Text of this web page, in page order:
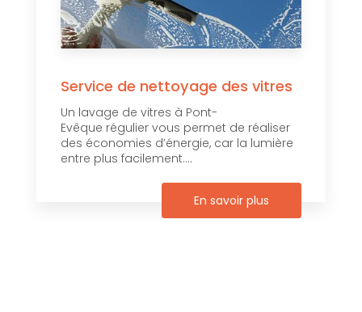
Service de nettoyage des vitres
Un lavage de vitres à Pont-
Evêque régulier vous permet de réaliser
des économies d’énergie, car la lumière
entre plus facilement....
En savoir plus